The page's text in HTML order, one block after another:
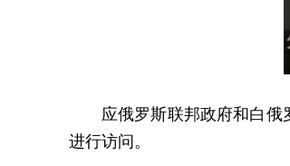
应俄罗斯联邦政府和白
进行访问。